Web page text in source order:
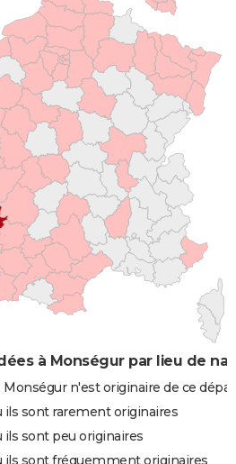
à Monségur par lieu de
n'est originaire de ce
sont rarement originaires
sont peu originaires
ils sont fréquemment originaires